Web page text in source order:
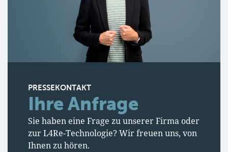
PRESSEKONTAKT
Ihre Anfrage
Sie haben eine Frage zu unserer Firma oder
zur L4Re-Technologie? Wir freuen uns, von
Ihnen zu hören.